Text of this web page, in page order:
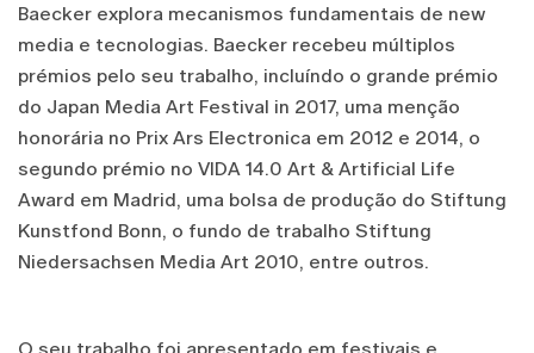
Baecker explora mecanismos fundamentais de new
media e tecnologias. Baecker recebeu múltiplos
prémios pelo seu trabalho, incluíndo o grande prémio
do Japan Media Art Festival in 2017, uma menção
honorária no Prix Ars Electronica em 2012 e 2014, o
segundo prémio no VIDA 14.0 Art & Artificial Life
Award em Madrid, uma bolsa de produção do Stiftung
Kunstfond Bonn, o fundo de trabalho Stiftung
Niedersachsen Media Art 2010, entre outros.
O seu trabalho foi apresentado em festivais e